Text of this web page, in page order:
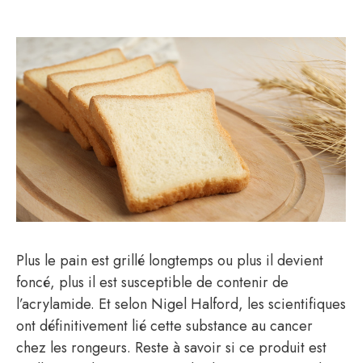
Plus le pain est grillé longtemps ou plus il devient
foncé, plus il est susceptible de contenir de
l’acrylamide. Et selon Nigel Halford, les scientifiques
ont définitivement lié cette substance au cancer
chez les rongeurs. Reste à savoir si ce produit est